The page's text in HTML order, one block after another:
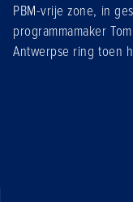
PBM-vrije zone, in
programmamaker
Antwerpse ring toen